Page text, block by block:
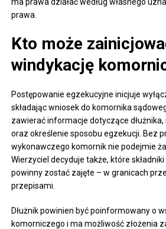
prawa.
Kto może
windykację
Postępowanie egzekucyjne inicjuje
składając wniosek do komornika
zawierać informacje dotyczące dłużnika,
oraz określenie sposobu egzekucji. Bez
wykonawczego komornik nie podejmie
Wierzyciel decyduje także, które
powinny zostać zajęte – w granicach
przepisami.
Dłużnik powinien być poinformowany o
komorniczego i ma możliwość złożenia